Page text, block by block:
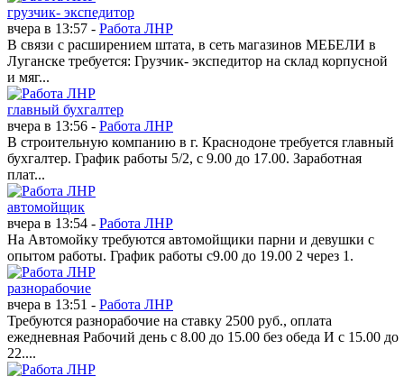
грузчик- экспедитор
вчера в 13:57 - Работа ЛНР
В связи с расширением штата, в сеть магазинов МЕБЕЛИ в
Луганске требуется: Грузчик- экспедитор на склад корпусной
и мяг...
главный бухгалтер
вчера в 13:56 - Работа ЛНР
В строительную компанию в г. Краснодоне требуется главный
бухгалтер. График работы 5/2, с 9.00 до 17.00. Заработная
плат...
автомойщик
вчера в 13:54 - Работа ЛНР
На Автомойку требуются автомойщики парни и девушки с
опытом работы. График работы с9.00 до 19.00 2 через 1.
разнорабочие
вчера в 13:51 - Работа ЛНР
Требуются разнорабочие на ставку 2500 руб., оплата
ежедневная Рабочий день с 8.00 до 15.00 без обеда И с 15.00 до
22....